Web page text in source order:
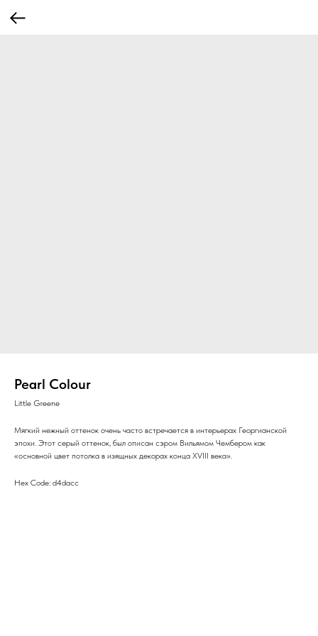
Pearl Colour
Little Greene
Мягкий нежный оттенок очень часто встречается в интерьерах Георгианской
эпохи. Этот серый оттенок, был описан сэром Вильямом Чембером как
«основной цвет потолка в изящных декорах конца XVIII века».
Hex Code: d4dacc